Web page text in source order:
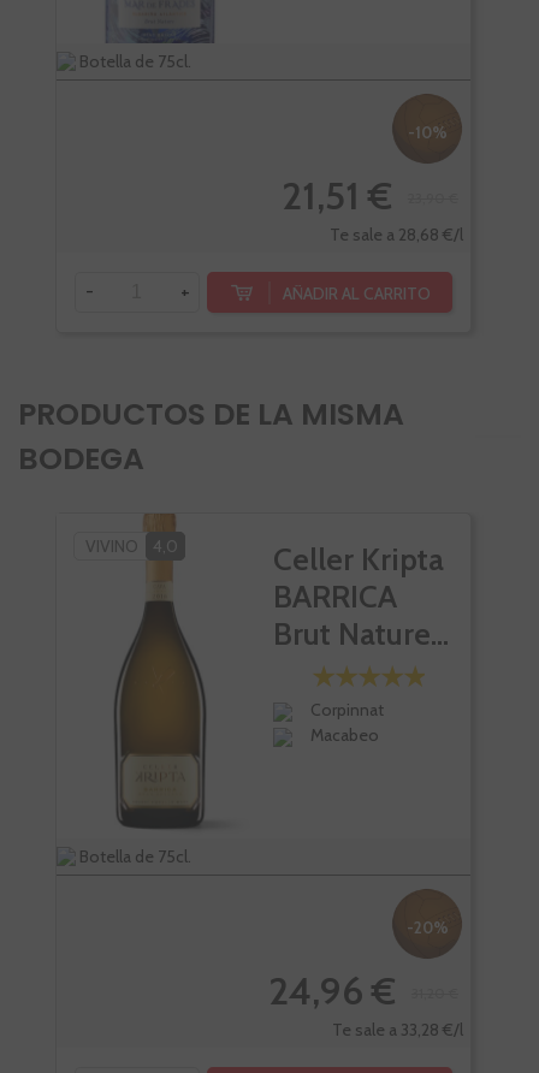
Botella de 75cl.
-10%
21,51 €
Te sale a 28,68 €/l
- + AÑADIR AL CARRITO
PRODUCTOS DE LA MISMA
BODEGA
VIVINO 4,0
Celler Kripta
BARRICA
Brut Nature...
Corpinnat
Macabeo
Botella de 75cl.
-20%
24,96 €
Te sale a 33,28 €/l